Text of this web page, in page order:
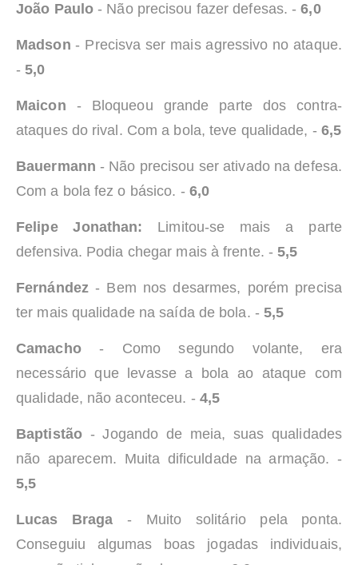
João Paulo- Não precisou fazer defesas. -6,0
Madson- Precisva ser mais agressivo no ataque.
-5,0
Maicon - Bloqueou grande parte dos contra-
ataques do rival. Com a bola, teve qualidade, - 6,5
Bauermann- Não precisou ser ativado na defesa.
Com a bola fez o básico. - 6,0
Felipe Jonathan: Limitou-se mais a parte
defensiva. Podia chegar mais à frente. -5,5
Fernández- Bem nos desarmes, porém precisa
ter mais qualidade na saída de bola. - 5,5
Camacho- Como segundo volante, era
necessário que levasse a bola ao ataque com
qualidade, não aconteceu. - 4,5
Baptistão - Jogando de meia, suas qualidades
não aparecem. Muita dificuldade na armação. -
5,5
Lucas Braga- Muito solitário pela ponta.
Conseguiu algumas boas jogadas individuais,